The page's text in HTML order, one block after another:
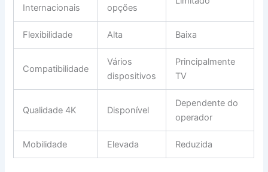
Internacionais opções
Flexibilidade Alta Baixa
Compatibilidade
Vários
dispositivos
Principalmente
TV
Qualidade 4K Disponível
Dependente do
operador
Mobilidade Elevada Reduzida